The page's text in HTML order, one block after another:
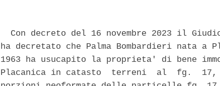
Con decreto del 16 novembre 2023 il
ha decretato che Palma Bombardieri nata a
1963 ha usucapito la proprieta' di bene
Placanica in catasto  terreni  al  fg.